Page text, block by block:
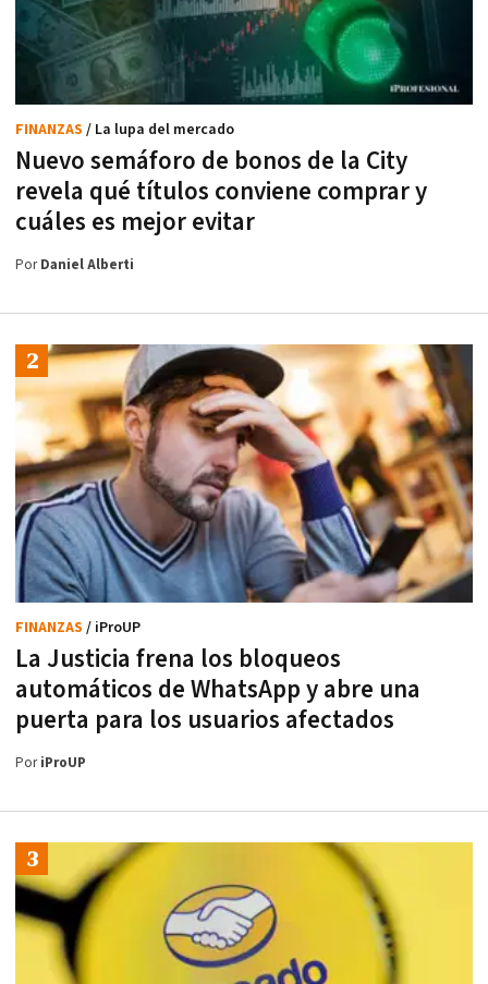
Nuevo semáforo de bonos de la City
revela qué títulos conviene comprar y
cuáles es mejor evitar
FINANZAS / La lupa del mercado
PorDaniel Alberti
La Justicia frena los bloqueos
automáticos de WhatsApp y abre una
puerta para los usuarios afectados
FINANZAS / iProUP
PoriProUP